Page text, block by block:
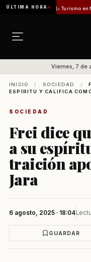
ÚLTIMA HORA
Vladilo] Turismo en
Viernes, 7 de
INICIO / SOCIEDAD /
ESPÍRITU Y CALIFICA
SOCIEDAD
Frei dice
a su
traición
Jara
6 agosto, 2025 · 18:04
GUARDAR